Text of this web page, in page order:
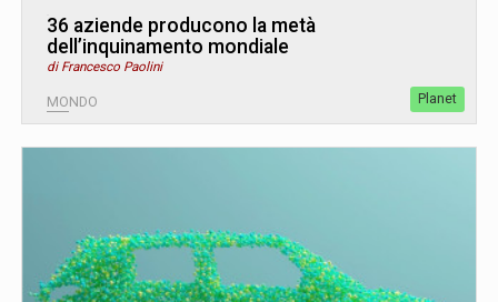
36 aziende producono la metà
dell’inquinamento mondiale
di Francesco Paolini
MONDO Planet